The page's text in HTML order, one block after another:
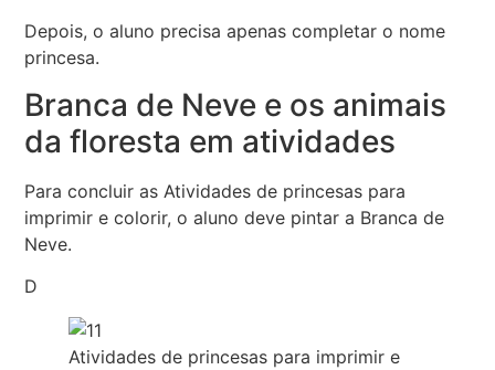
Depois, o aluno precisa apenas completar o nome
princesa.
Branca de Neve e os animais
da floresta em atividades
Para concluir as Atividades de princesas para
imprimir e colorir, o aluno deve pintar a Branca de
Neve.
D
Atividades de princesas para imprimir e